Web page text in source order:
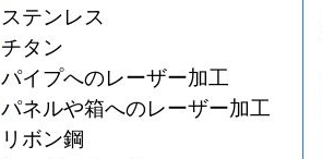
ステンレス
チタン
パイプへのレーザー加工
パネルや箱へのレーザー加工
リボン鋼